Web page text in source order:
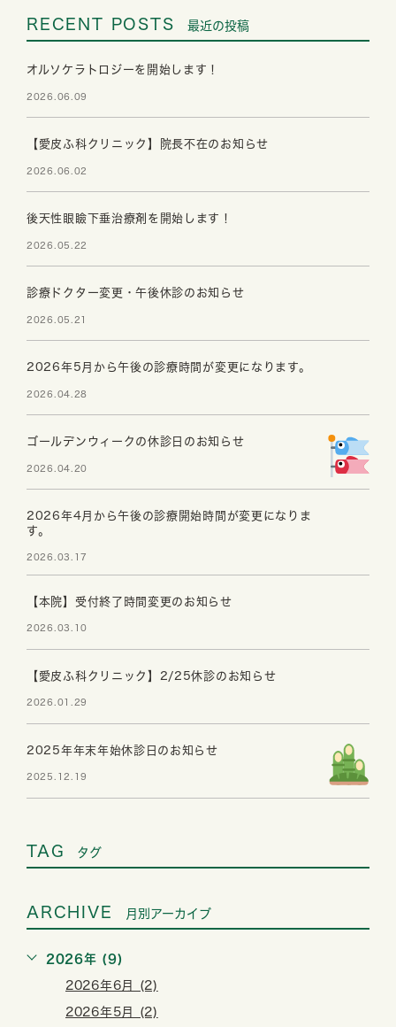
RECENT POSTS 最近の投稿
オルソケラトロジーを開始します！
2026.06.09
【愛皮ふ科クリニック】院長不在のお知らせ
2026.06.02
後天性眼瞼下垂治療剤を開始します！
2026.05.22
診療ドクター変更・午後休診のお知らせ
2026.05.21
2026年5月から午後の診療時間が変更になります。
2026.04.28
ゴールデンウィークの休診日のお知らせ
2026.04.20
2026年4月から午後の診療開始時間が変更になりま
す。
2026.03.17
【本院】受付終了時間変更のお知らせ
2026.03.10
【愛皮ふ科クリニック】2/25休診のお知らせ
2026.01.29
2025年年末年始休診日のお知らせ
2025.12.19
TAG タグ
ARCHIVE 月別アーカイブ
2026年 (9)
2026年6月 (2)
2026年5月 (2)